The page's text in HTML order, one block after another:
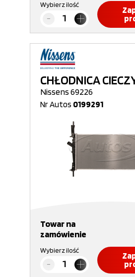
Wybierz ilość
CHŁODNICA
Nissens 69226
Nr Autos 0199291
Towar na
zamówienie
Wybierz ilość